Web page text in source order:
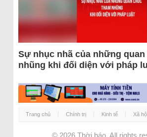
Sự nhục nhã của những
nhũng khi đối diện với pháp
Trang chủ Chính trị Kinh tế Xã